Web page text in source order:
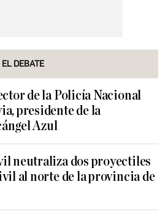
EL DEBATE
de la Policía Nacional
presidente de la
Azul
neutraliza dos proyectiles
al norte de la provincia de